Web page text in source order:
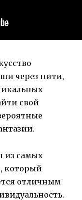
через нити,
свой
из самых
который
отличным